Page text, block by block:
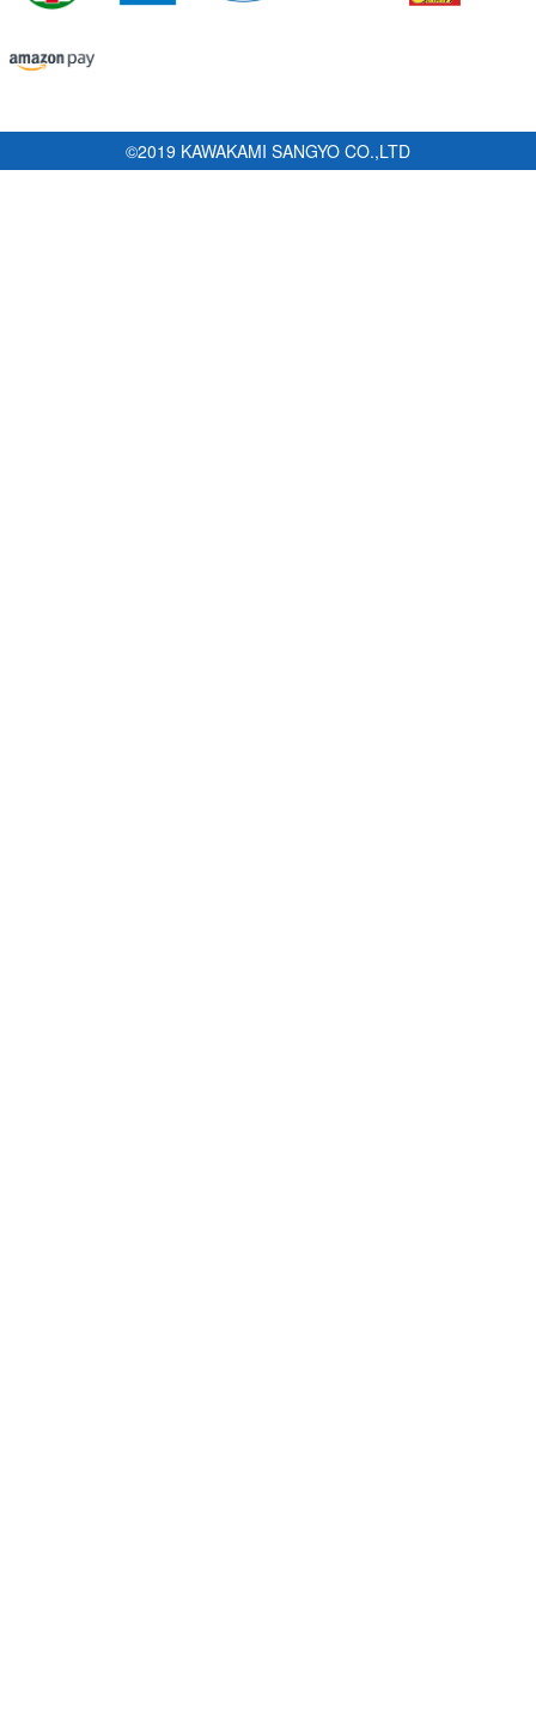
©2019 KAWAKAMI SANGYO CO.,LTD